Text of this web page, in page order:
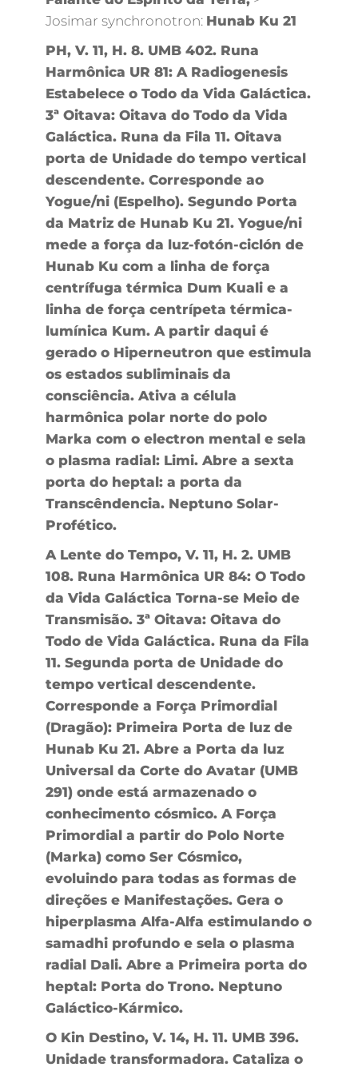
Josimar synchronotron: Hunab Ku 21
PH, V. 11, H. 8. UMB 402. Runa
Harmônica UR 81: A Radiogenesis
Estabelece o Todo da Vida Galáctica.
3ª Oitava: Oitava do Todo da Vida
Galáctica. Runa da Fila 11. Oitava
porta de Unidade do tempo vertical
descendente. Corresponde ao
Yogue/ni (Espelho). Segundo Porta
da Matriz de Hunab Ku 21. Yogue/ni
mede a força da luz-fotón-ciclón de
Hunab Ku com a linha de força
centrífuga térmica Dum Kuali e a
linha de força centrípeta térmica-
lumínica Kum. A partir daqui é
gerado o Hiperneutron que estimula
os estados subliminais da
consciência. Ativa a célula
harmônica polar norte do polo
Marka com o electron mental e sela
o plasma radial: Limi. Abre a sexta
porta do heptal: a porta da
Transcêndencia. Neptuno Solar-
Profético.
A Lente do Tempo, V. 11, H. 2. UMB
108. Runa Harmônica UR 84: O Todo
da Vida Galáctica Torna-se Meio de
Transmisão. 3ª Oitava: Oitava do
Todo de Vida Galáctica. Runa da Fila
11. Segunda porta de Unidade do
tempo vertical descendente.
Corresponde a Força Primordial
(Dragão): Primeira Porta de luz de
Hunab Ku 21. Abre a Porta da luz
Universal da Corte do Avatar (UMB
291) onde está armazenado o
conhecimento cósmico. A Força
Primordial a partir do Polo Norte
(Marka) como Ser Cósmico,
evoluindo para todas as formas de
direções e Manifestações. Gera o
hiperplasma Alfa-Alfa estimulando o
samadhi profundo e sela o plasma
radial Dali. Abre a Primeira porta do
heptal: Porta do Trono. Neptuno
Galáctico-Kármico.
O Kin Destino, V. 14, H. 11. UMB 396.
Unidade transformadora. Cataliza o